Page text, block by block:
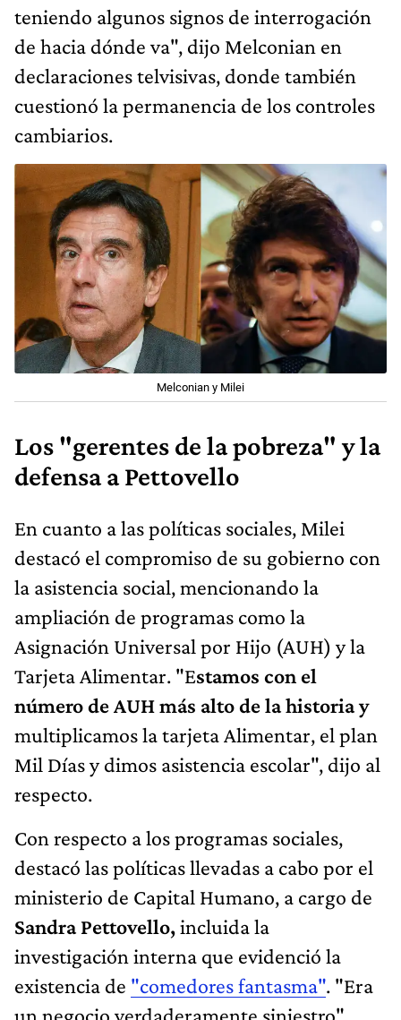
teniendo algunos signos de interrogación
de hacia dónde va", dijo Melconian en
declaraciones telvisivas, donde también
cuestionó la permanencia de los controles
cambiarios.
Melconian y Milei
Los "gerentes de la pobreza" y la
defensa a Pettovello
En cuanto a las políticas sociales, Milei
destacó el compromiso de su gobierno con
la asistencia social, mencionando la
ampliación de programas como la
Asignación Universal por Hijo (AUH) y la
Tarjeta Alimentar. "Estamos con el
número de AUH más alto de la historia y
multiplicamos la tarjeta Alimentar, el plan
Mil Días y dimos asistencia escolar", dijo al
respecto.
Con respecto a los programas sociales,
destacó las políticas llevadas a cabo por el
ministerio de Capital Humano, a cargo de
Sandra Pettovello,incluida la
investigación interna que evidenció la
existencia de "comedores fantasma". "Era
un negocio verdaderamente siniestro",